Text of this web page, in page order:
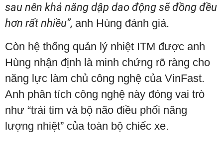
sau nên khả năng dập dao động sẽ đồng đều
hơn rất nhiều”, anh Hùng đánh giá.
Còn hệ thống quản lý nhiệt ITM được anh
Hùng nhận định là minh chứng rõ ràng cho
năng lực làm chủ công nghệ của VinFast.
Anh phân tích công nghệ này đóng vai trò
như “trái tim và bộ não điều phối năng
lượng nhiệt” của toàn bộ chiếc xe.